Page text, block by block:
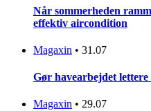
Når sommerheden
effektiv aircondition
Magaxin • 31.07
Gør havearbejdet
Magaxin • 29.07